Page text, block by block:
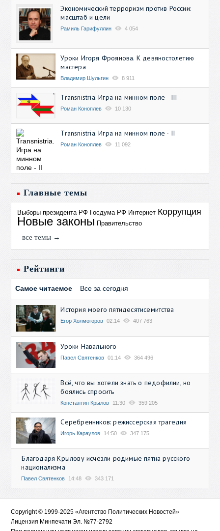
Экономический терроризм против России:
масштаб и цели
Рамиль Гарифуллин 4 054
Уроки Игоря Фроянова. К девяностолетию
мастера
Владимир Шульгин 8 911
Transnistria. Игра на минном поле - III
Роман Коноплев 10 130
Transnistria. Игра на минном поле - II
Роман Коноплев 11 092
Главные темы
Выборы президента РФ Госдума РФ Интернет Коррупция
Новые законы Правительство
все темы →
Рейтинги
Самое читаемое Все за сегодня
История моего пятидесятисемитства
Егор Холмогоров 02:14 407 763
Уроки Навального
Павел Святенков 01:14 364 496
Всё, что вы хотели знать о педофилии, но
боялись спросить
Константин Крылов 11:30 359 205
Серебренников: режиссерская трагедия
Игорь Караулов 14:50 347 175
Благодаря Крылову исчезли родимые пятна русского
национализма
Павел Святенков 14:48 343 171
Copyright © 1999-2025 «Агентство Политических Новостей»
Лицензия Минпечати Эл. №77-2792